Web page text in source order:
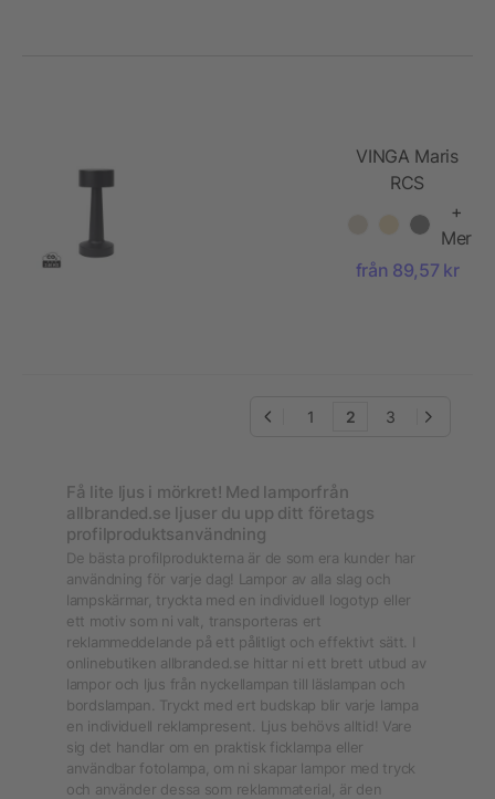
VINGA Maris
RCS
plast
bordslampa
+
Mer
från 89,57 kr
1 2 3
Få lite ljus i mörkret! Med lamporfrån
allbranded.se ljuser du upp ditt företags
profilproduktsanvändning
De bästa profilprodukterna är de som era kunder har
användning för varje dag! Lampor av alla slag och
lampskärmar, tryckta med en individuell logotyp eller
ett motiv som ni valt, transporteras ert
reklammeddelande på ett pålitligt och effektivt sätt. I
onlinebutiken allbranded.se hittar ni ett brett utbud av
lampor och ljus från nyckellampan till läslampan och
bordslampan. Tryckt med ert budskap blir varje lampa
en individuell reklampresent. Ljus behövs alltid! Vare
sig det handlar om en praktisk ficklampa eller
användbar fotolampa, om ni skapar lampor med tryck
och använder dessa som reklammaterial, är den